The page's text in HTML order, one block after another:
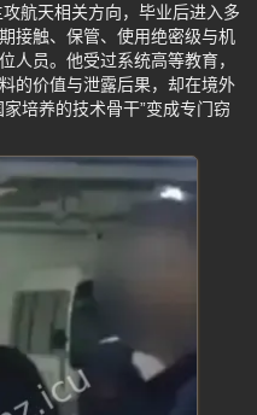
航天相关方向，毕业后进入多
接触、保管、使用绝密级与机
人员。他受过系统高等教育，
的价值与泄露后果，却在境外
培养的技术骨干”变成专门窃